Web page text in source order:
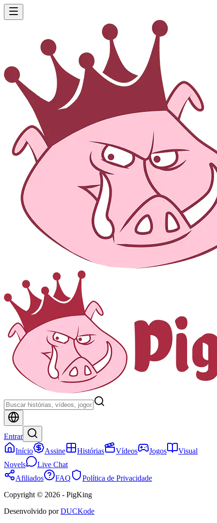
Entrar
Início
Assine Histórias Vídeos Jogos
Visual
Novels
Live Chat
Afiliados
FAQ
Política de Privacidade
Copyright © 2026 - PigKing
Desenvolvido por DUCKode